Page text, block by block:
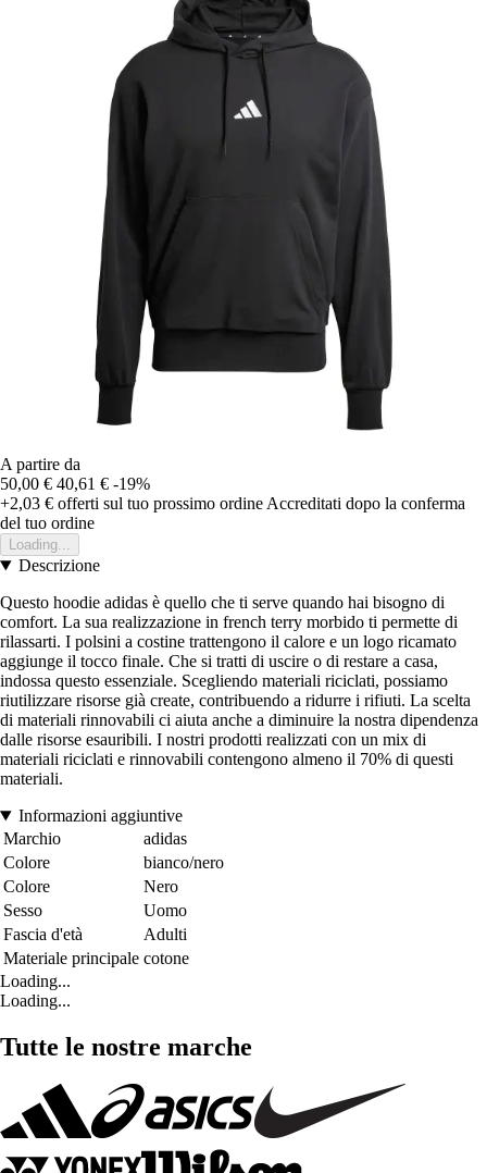
A partire da
50,00 € 40,61 € -19%
+2,03 € offerti sul tuo prossimo ordine Accreditati dopo la conferma
del tuo ordine
Loading...
Descrizione
Questo hoodie adidas è quello che ti serve quando hai bisogno di
comfort. La sua realizzazione in french terry morbido ti permette di
rilassarti. I polsini a costine trattengono il calore e un logo ricamato
aggiunge il tocco finale. Che si tratti di uscire o di restare a casa,
indossa questo essenziale. Scegliendo materiali riciclati, possiamo
riutilizzare risorse già create, contribuendo a ridurre i rifiuti. La scelta
di materiali rinnovabili ci aiuta anche a diminuire la nostra dipendenza
dalle risorse esauribili. I nostri prodotti realizzati con un mix di
materiali riciclati e rinnovabili contengono almeno il 70% di questi
materiali.
Informazioni aggiuntive
Marchio
adidas
Colore
bianco/nero
Colore
Nero
Sesso
Uomo
Fascia d'età
Adulti
Materiale principale cotone
Loading...
Loading...
Tutte le nostre marche